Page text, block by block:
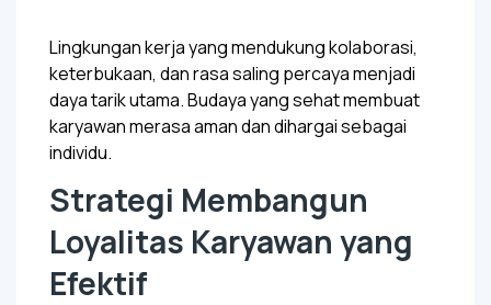
Lingkungan kerja yang mendukung kolaborasi,
keterbukaan, dan rasa saling percaya menjadi
daya tarik utama. Budaya yang sehat membuat
karyawan merasa aman dan dihargai sebagai
individu.
Strategi Membangun
Loyalitas Karyawan yang
Efektif